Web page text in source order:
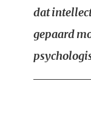
dat
gepaard